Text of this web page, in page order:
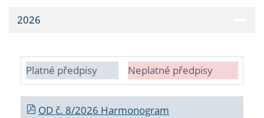
2026
Platné předpisy Neplatné předpisy
OD č. 8/2026 Harmonogram